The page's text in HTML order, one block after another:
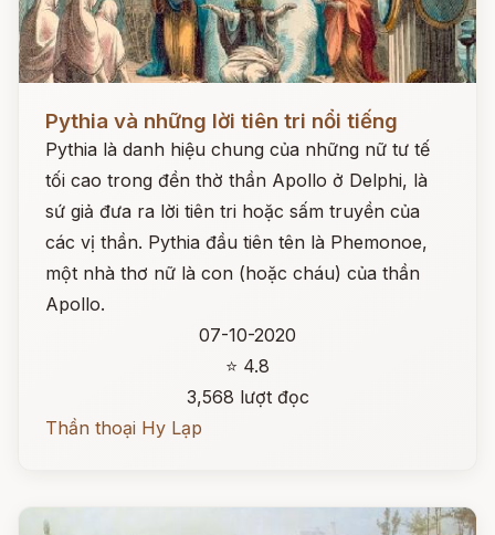
Pythia và những lời tiên tri nổi tiếng
Pythia là danh hiệu chung của những nữ tư tế
tối cao trong đền thờ thần Apollo ở Delphi, là
sứ giả đưa ra lời tiên tri hoặc sấm truyền của
các vị thần. Pythia đầu tiên tên là Phemonoe,
một nhà thơ nữ là con (hoặc cháu) của thần
Apollo.
07-10-2020
⭐ 4.8
3,568 lượt đọc
Thần thoại Hy Lạp